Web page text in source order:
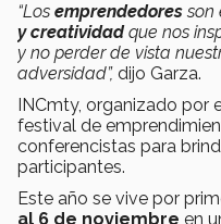
“Los emprendedoresson
y creatividadque nos
y no perder de vista
adversidad”, dijo Garza.
INCmty, organizado por
festival de
conferencistas para
participantes.
Este año se vive por
al 6 de noviembre en